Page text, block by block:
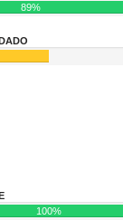
89%
100%